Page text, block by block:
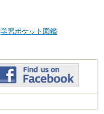
学習ポケット図鑑